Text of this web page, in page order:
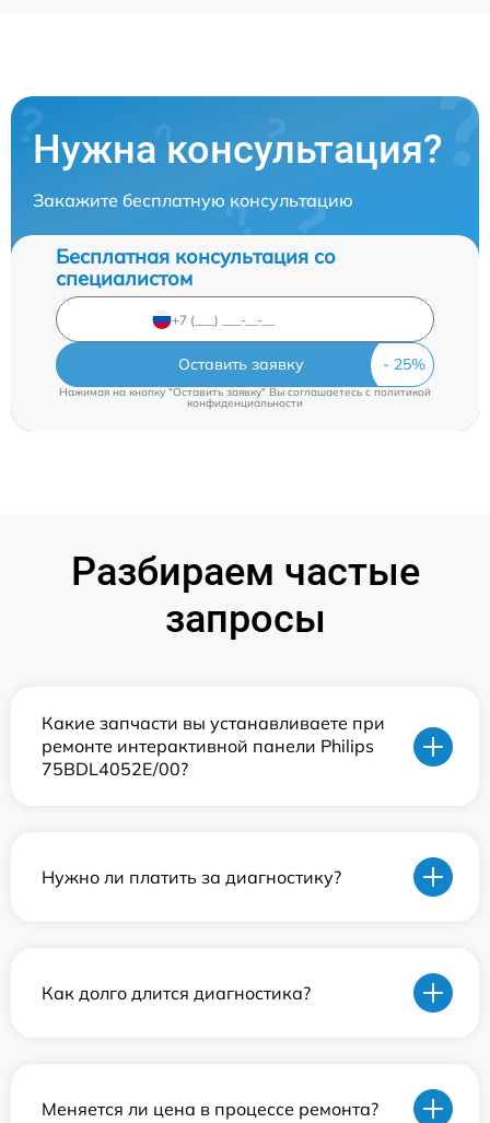
Нужна консультация?
Закажите бесплатную консультацию
Бесплатная консультация со
специалистом
Оставить заявку
Нажимая на кнопку "Оставить заявку" Вы соглашаетесь c политикой
конфиденциальности
Разбираем частые
запросы
Какие запчасти вы устанавливаете при
ремонте интерактивной панели Philips
75BDL4052E/00?
Нужно ли платить за диагностику?
Как долго длится диагностика?
Меняется ли цена в процессе ремонта?